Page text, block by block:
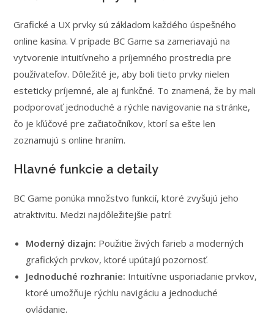
Grafické a UX prvky sú základom každého úspešného
online kasína. V prípade BC Game sa zameriavajú na
vytvorenie intuitívneho a príjemného prostredia pre
používateľov. Dôležité je, aby boli tieto prvky nielen
esteticky príjemné, ale aj funkčné. To znamená, že by mali
podporovať jednoduché a rýchle navigovanie na stránke,
čo je kľúčové pre začiatočníkov, ktorí sa ešte len
zoznamujú s online hraním.
Hlavné funkcie a detaily
BC Game ponúka množstvo funkcií, ktoré zvyšujú jeho
atraktivitu. Medzi najdôležitejšie patrí:
Moderný dizajn: Použitie živých farieb a moderných
grafických prvkov, ktoré upútajú pozornosť.
Jednoduché rozhranie: Intuitívne usporiadanie prvkov,
ktoré umožňuje rýchlu navigáciu a jednoduché
ovládanie.